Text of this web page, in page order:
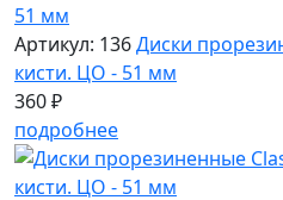
Артикул: 136Диски
кисти. ЦО - 51 мм
360 ₽
подробнее